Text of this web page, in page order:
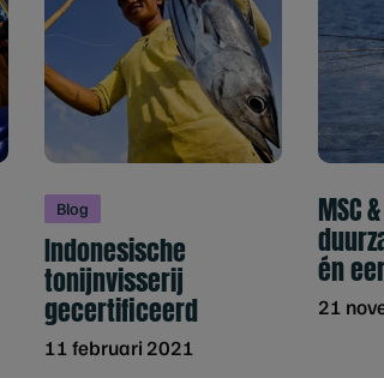
Blog
Indonesische
tonijnvisserij
gecertificeerd
11 februari 2021
MSC
én
21